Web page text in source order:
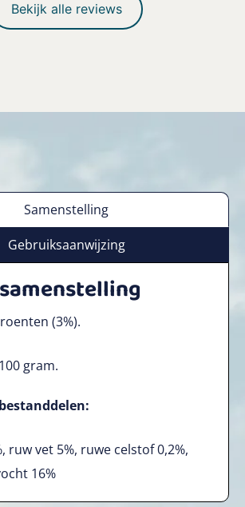
Bekijk alle reviews
Samenstelling
Gebruiksaanwijzing
(3%).
gram.
ruw vet 5%, ruwe celstof 0,2%,
16%